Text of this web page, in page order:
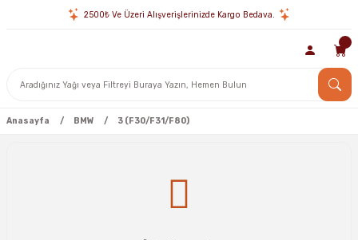
2500₺ Ve Üzeri Alışverişlerinizde Kargo Bedava.
Anasayfa BMW 3 (F30/F31/F80)